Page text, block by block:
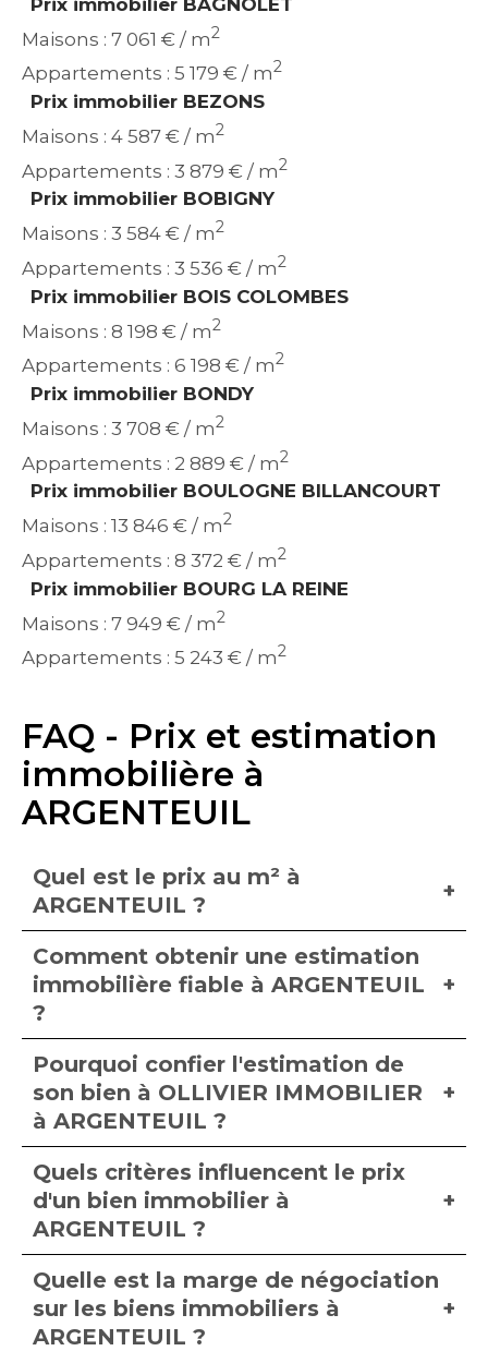
Maisons : 7 061 € / m2
Appartements : 5 179 € / m2
Prix immobilier BEZONS
Maisons : 4 587 € / m2
Appartements : 3 879 € / m2
Prix immobilier BOBIGNY
Maisons : 3 584 € / m2
Appartements : 3 536 € / m2
Prix immobilier BOIS COLOMBES
Maisons : 8 198 € / m2
Appartements : 6 198 € / m2
Prix immobilier BONDY
Maisons : 3 708 € / m2
Appartements : 2 889 € / m2
Prix immobilier BOULOGNE BILLANCOURT
Maisons : 13 846 € / m2
Appartements : 8 372 € / m2
Prix immobilier BOURG LA REINE
Maisons : 7 949 € / m2
Appartements : 5 243 € / m2
FAQ - Prix et estimation
immobilière à
ARGENTEUIL
Quel est le prix au m² à
ARGENTEUIL ?
Comment obtenir une estimation
immobilière fiable à ARGENTEUIL
?
Pourquoi confier l'estimation de
son bien à OLLIVIER IMMOBILIER
à ARGENTEUIL ?
Quels critères influencent le prix
d'un bien immobilier à
ARGENTEUIL ?
Quelle est la marge de négociation
sur les biens immobiliers à
ARGENTEUIL ?